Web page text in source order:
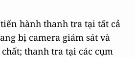
hành thanh tra tại tất cả
bị camera giám sát và
thanh tra tại các cụm